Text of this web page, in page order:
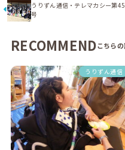
うりずん通信・テレマカシー第45
号
RECOMMEND
うりずん通信